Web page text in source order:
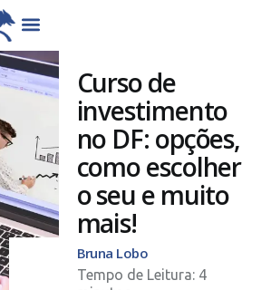
Curso de
investimento
no DF: opções,
como escolher
o seu e muito
mais!
Bruna Lobo